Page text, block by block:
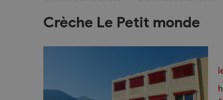
Cycle d’Orientation
Bourse et prêt d’étude
Centre
APEA des
Conthey
Foyer
Crèche Le Petit monde